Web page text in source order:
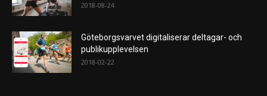
2018-08-24
Göteborgsvarvet digitaliserar deltagar- och
publikupplevelsen
2018-02-22